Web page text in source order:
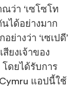
ว่า ‘เซโซโท
นได้อย่างมาก
างว่า ‘เซเปดี’
สียงเจ้าของ
โดยได้รับการ
แอปนี้ใช้